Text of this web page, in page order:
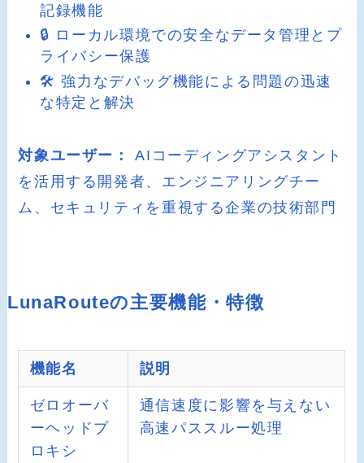
記録機能
🔒 ローカル環境での安全なデータ管理とプ
ライバシー保護
🛠️ 強力なデバッグ機能による問題の迅速
な特定と解決
対象ユーザー：
AIコーディングアシスタント
を活用する開発者、エンジニアリングチー
ム、セキュリティを重視する企業の技術部門
LunaRouteの主要機能・特徴
機能名 説明
ゼロオーバ
ーヘッドプ
ロキシ
通信速度に影響を与えない
高速パススルー処理